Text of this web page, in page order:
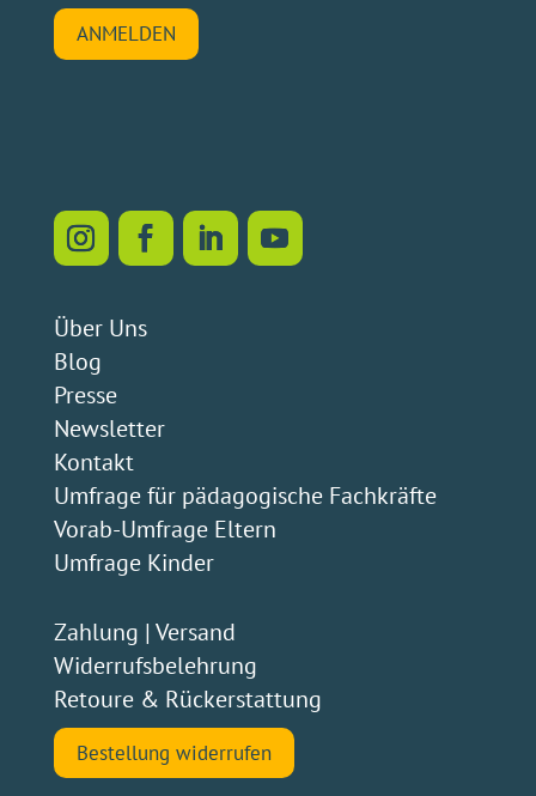
Über Uns
Blog
Presse
Newsletter
Kontakt
Umfrage für pädagogische Fachkräfte
Vorab-Umfrage Eltern
Umfrage Kinder
Zahlung | Versand
Widerrufsbelehrung
Retoure & Rückerstattung
Bestellung widerrufen
ANMELDEN